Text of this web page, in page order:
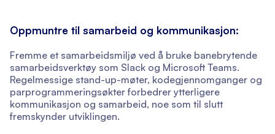
Oppmuntre til samarbeid og kommunikasjon:
Fremme et samarbeidsmiljø ved å bruke banebrytende
samarbeidsverktøy som Slack og Microsoft Teams.
Regelmessige stand-up-møter, kodegjennomganger og
parprogrammeringsøkter forbedrer ytterligere
kommunikasjon og samarbeid, noe som til slutt
fremskynder utviklingen.